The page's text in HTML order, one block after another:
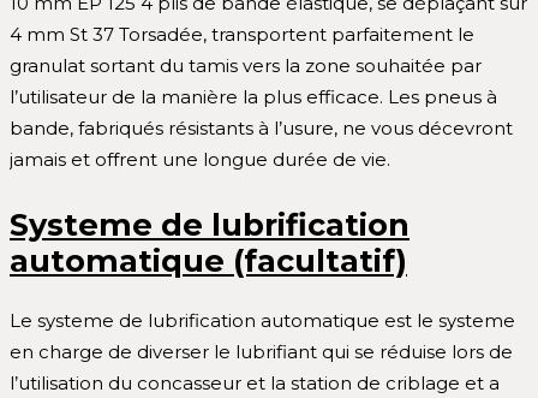
4 mm St 37 Torsadée, transportent parfaitement le
granulat sortant du tamis vers la zone souhaitée par
l’utilisateur de la manière la plus efficace. Les pneus à
bande, fabriqués résistants à l’usure, ne vous décevront
jamais et offrent une longue durée de vie.
Systeme de lubrification
automatique (facultatif)
Le systeme de lubrification automatique est le systeme
en charge de diverser le lubrifiant qui se réduise lors de
l’utilisation du concasseur et la station de criblage et a